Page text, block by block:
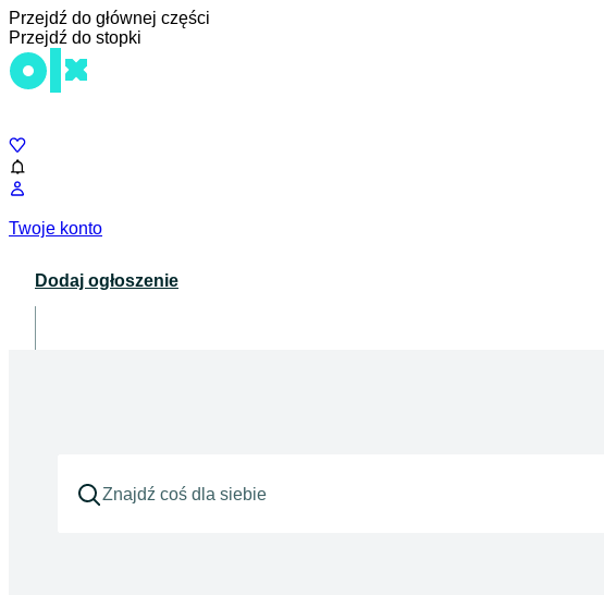
Przejdź do głównej części
Przejdź do stopki
Twoje konto
Dodaj ogłoszenie